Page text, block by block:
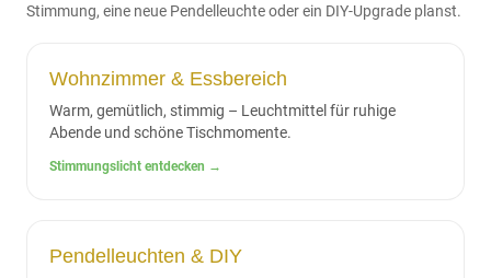
Stimmung, eine neue Pendelleuchte oder ein DIY-Upgrade planst.
Wohnzimmer & Essbereich
Warm, gemütlich, stimmig – Leuchtmittel für ruhige
Abende und schöne Tischmomente.
Stimmungslicht entdecken →
Pendelleuchten & DIY